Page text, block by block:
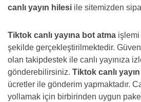
canlı yayın hilesi ile sitemizden
Tiktok canlı yayına bot atma
şekilde gerçekleştirilmektedir.
olan takipdestek ile canlı yayınıza
gönderebilirsiniz. Tiktok canlı
ücretler ile gönderim yapmaktadır.
yollamak için birbirinden uygun